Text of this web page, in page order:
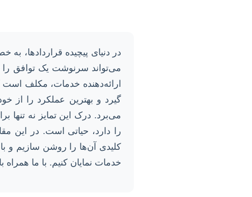
در دنیای پیچیده قراردادها،
می‌تواند سرنوشت یک توافق را
ارائه‌دهنده خدمات، مکلف است
گیرد و بهترین عملکرد را از
می‌برد. درک این تمایز نه تنها
را دارد، حیاتی است. در این
کلیدی آن‌ها را روشن سازیم و
خدمات نمایان کنیم. با ما